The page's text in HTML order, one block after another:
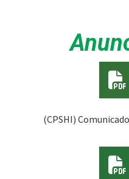
(CPSHI)